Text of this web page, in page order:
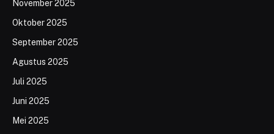
November 2025
Oktober 2025
September 2025
Agustus 2025
Juli 2025
Juni 2025
Mei 2025